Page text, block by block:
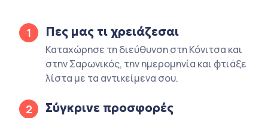
1 Πες μας τι χρειάζεσαι
Καταχώρησε τη διεύθυνση στη Κόνιτσα και
στην Σαρωνικός, την ημερομηνία και φτιάξε
λίστα με τα αντικείμενα σου.
2 Σύγκρινε προσφορές